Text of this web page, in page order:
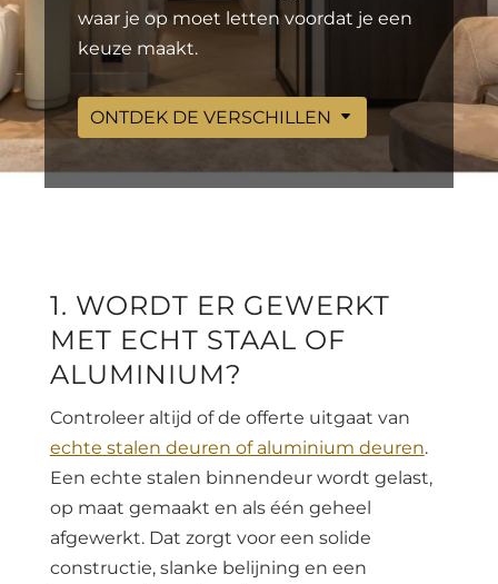
waar je op moet letten voordat je een
keuze maakt.
ONTDEK DE VERSCHILLEN
1. WORDT ER GEWERKT
MET ECHT STAAL OF
ALUMINIUM?
Controleer altijd of de offerte uitgaat van
echte stalen deuren of aluminium deuren.
Een echte stalen binnendeur wordt gelast,
op maat gemaakt en als één geheel
afgewerkt. Dat zorgt voor een solide
constructie, slanke belijning en een